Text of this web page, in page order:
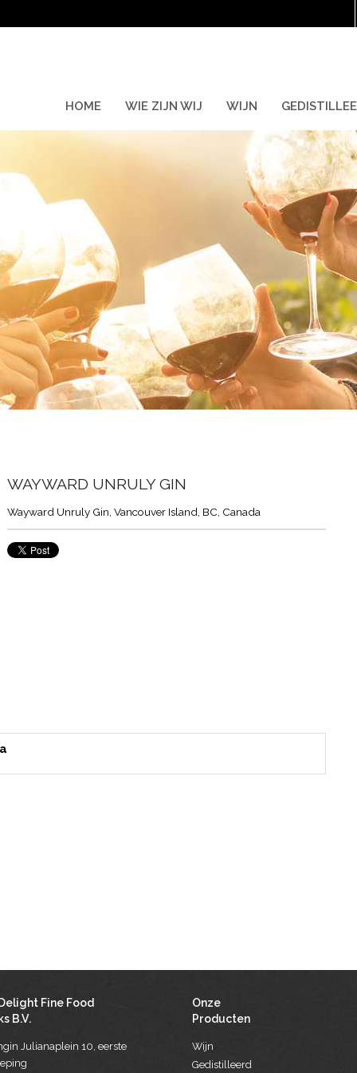
HOME WIE ZIJN WIJ WIJN
WAYWARD UNRULY GIN
Wayward Unruly Gin, Vancouver Island, BC, Canada
Fine Food
B.V.
Julianaplein 10, eerste
Onze
Producten
Wijn
Gedistilleerd